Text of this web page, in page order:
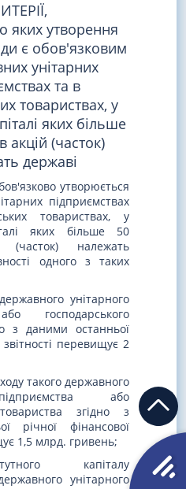
яких утворення
є обов'язковим
унітарних
та в
товариствах, у
яких більше
акцій (часток)
державі
утворюється
підприємствах
товариствах, у
яких більше 50
(часток) належать
одного з таких
унітарного
господарського
з даними останньої
звітності перевищує 2
такого державного
або
згідно з
річної фінансової
1,5 млрд. гривень;
капіталу
унітарного